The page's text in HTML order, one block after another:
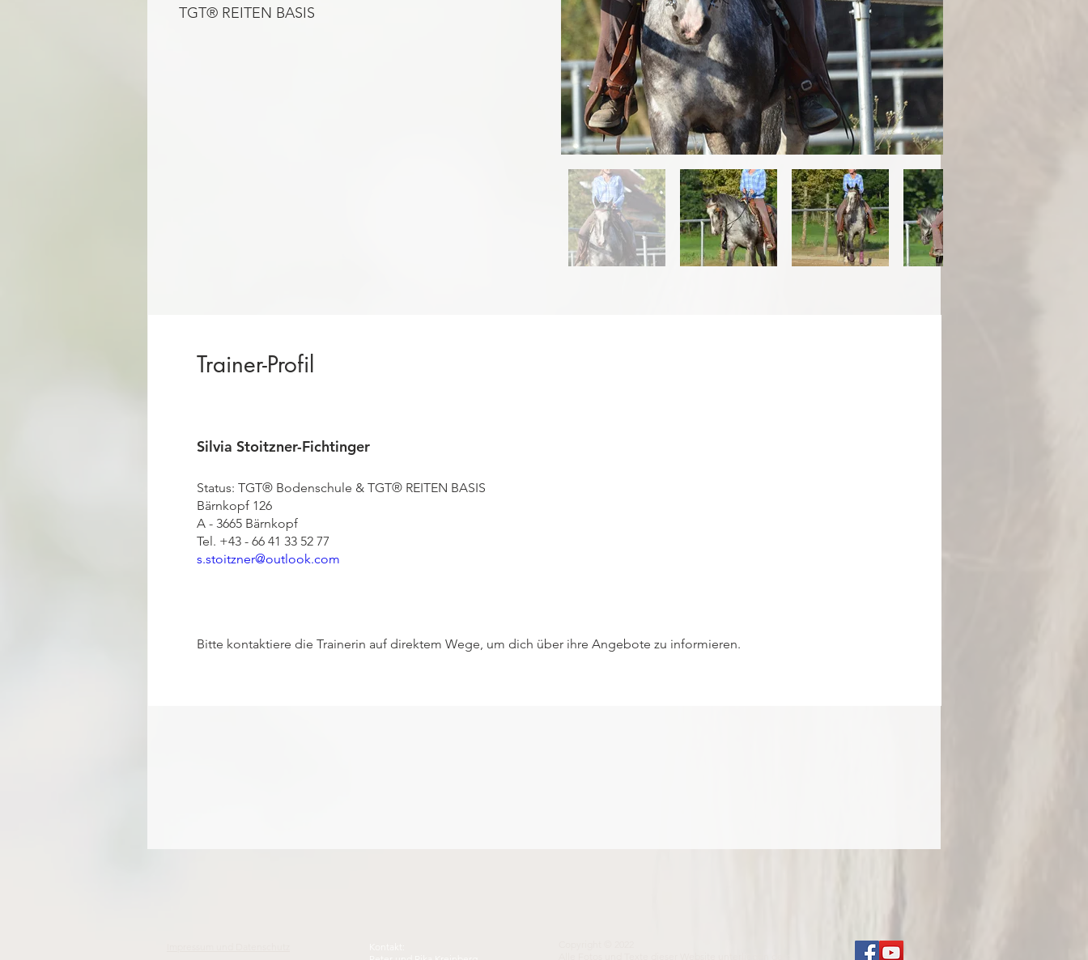
TGT® REITEN BASIS
Trainer-Profil
Silvia Stoitzner-Fichtinger
Status: TGT® Bodenschule & TGT® REITEN BASIS
Bärnkopf 126
A - 3665 Bärnkopf
s.stoitzner@outlook.com
Bitte kontaktiere die Trainerin auf direktem Wege, um dich über ihre Angebote zu informieren.